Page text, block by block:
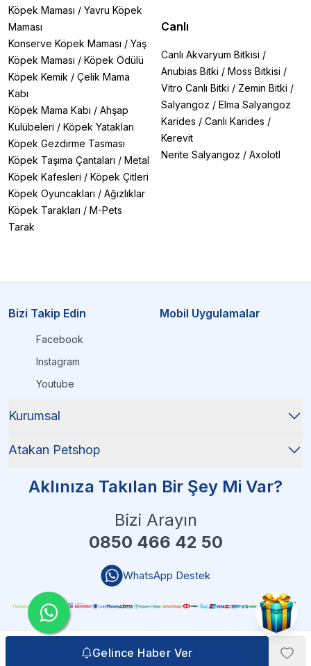
Gelince Haber Ver
Gelince Haber Ver
Köpek Maması / Yavru Köpek
Maması
Konserve Köpek Maması / Yaş
Köpek Maması / Köpek Ödülü
Köpek Kemik / Çelik Mama
Kabı
Köpek Mama Kabı / Ahşap
Kulübeleri / Köpek Yatakları
Köpek Gezdirme Tasması
Köpek Taşıma Çantaları / Metal
Köpek Kafesleri / Köpek Çitleri
Köpek Oyuncakları / Ağızlıklar
Köpek Tarakları / M-Pets
Tarak
Canlı
Canlı Akvaryum Bitkisi /
Anubias Bitki / Moss Bitkisi /
Vitro Canlı Bitki / Zemin Bitki /
Salyangoz / Elma Salyangoz
Karides / Canlı Karides /
Kerevit
Nerite Salyangoz / Axolotl
Bizi Takip Edin
Facebook
Instagram
Youtube
Mobil Uygulamalar
Kurumsal
Atakan Petshop
Aklınıza Takılan Bir Şey Mi Var?
Bizi Arayın
0850 466 42 50
WhatsApp Destek
Atakan Petshop - 2025 Tüm Hakları Saklıdır | Reliefers Digital